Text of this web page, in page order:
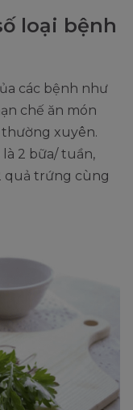
loại bệnh
các bệnh như
chế ăn món
xuyên.
2 bữa/ tuần,
quả trứng cùng